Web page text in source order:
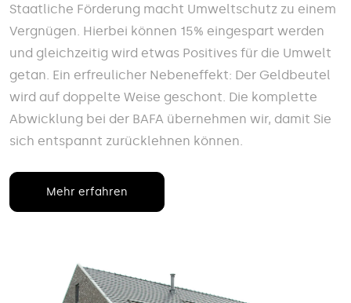
Staatliche Förderung macht Umweltschutz zu einem
Vergnügen. Hierbei können 15% eingespart werden
und gleichzeitig wird etwas Positives für die Umwelt
getan. Ein erfreulicher Nebeneffekt: Der Geldbeutel
wird auf doppelte Weise geschont. Die komplette
Abwicklung bei der BAFA übernehmen wir, damit Sie
sich entspannt zurücklehnen können.
Mehr erfahren